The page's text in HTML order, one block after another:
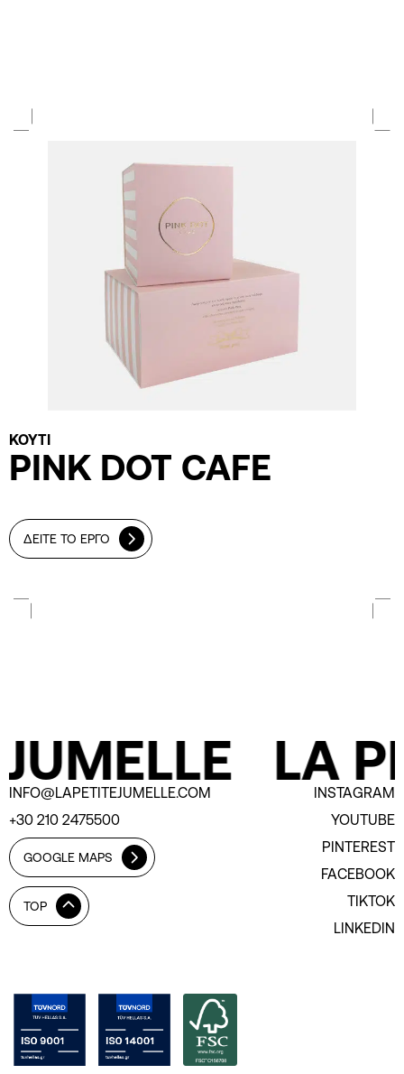
ΚΟΥΤΙ
PINK DOT CAFE
ΔΕΙΤΕ ΤΟ ΕΡΓΟ
LA
INFO@LAPETITEJUMELLE.COM
+30 210 2475500
GOOGLE MAPS
TOP
INSTAGRAM
YOUTUBE
PINTEREST
FACEBOOK
TIKTOK
LINKEDIN